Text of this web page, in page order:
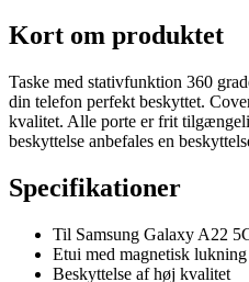
Kort om produktet
Taske med stativfunktion 360
din telefon perfekt beskyttet.
kvalitet. Alle porte er frit
beskyttelse anbefales en
Specifikationer
Til Samsung Galaxy A22
Etui med magnetisk lukning
Beskyttelse af høj kvalitet